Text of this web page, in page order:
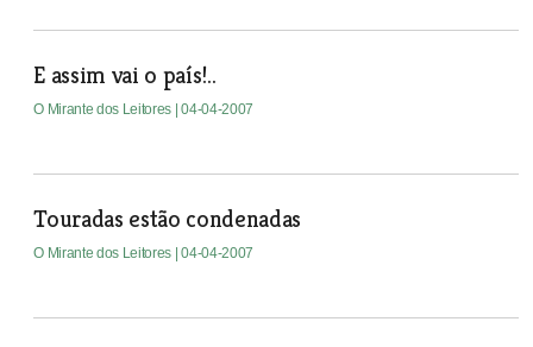
E assim vai o país!..
O Mirante dos Leitores | 04-04-2007
Touradas estão condenadas
O Mirante dos Leitores | 04-04-2007